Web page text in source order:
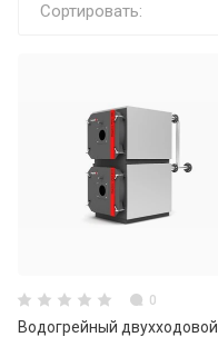
Сортировать:
0
Водогрейный двухходовой